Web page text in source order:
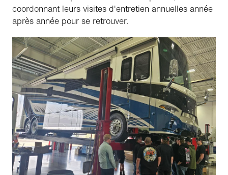
coordonnant leurs visites d'entretien annuelles année
après année pour se retrouver.